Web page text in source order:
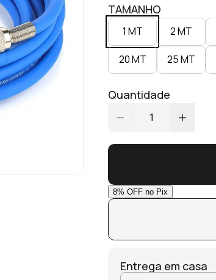
TAMANHO
1 MT 2 MT
20 MT 25 MT
Quantidade
1
Entrega em casa